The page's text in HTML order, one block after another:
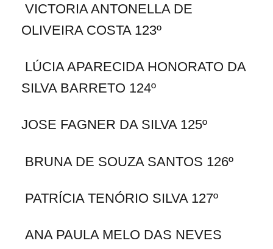
VICTORIA ANTONELLA DE
OLIVEIRA COSTA 123º
LÚCIA APARECIDA HONORATO DA
SILVA BARRETO 124º
JOSE FAGNER DA SILVA 125º
BRUNA DE SOUZA SANTOS 126º
PATRÍCIA TENÓRIO SILVA 127º
ANA PAULA MELO DAS NEVES